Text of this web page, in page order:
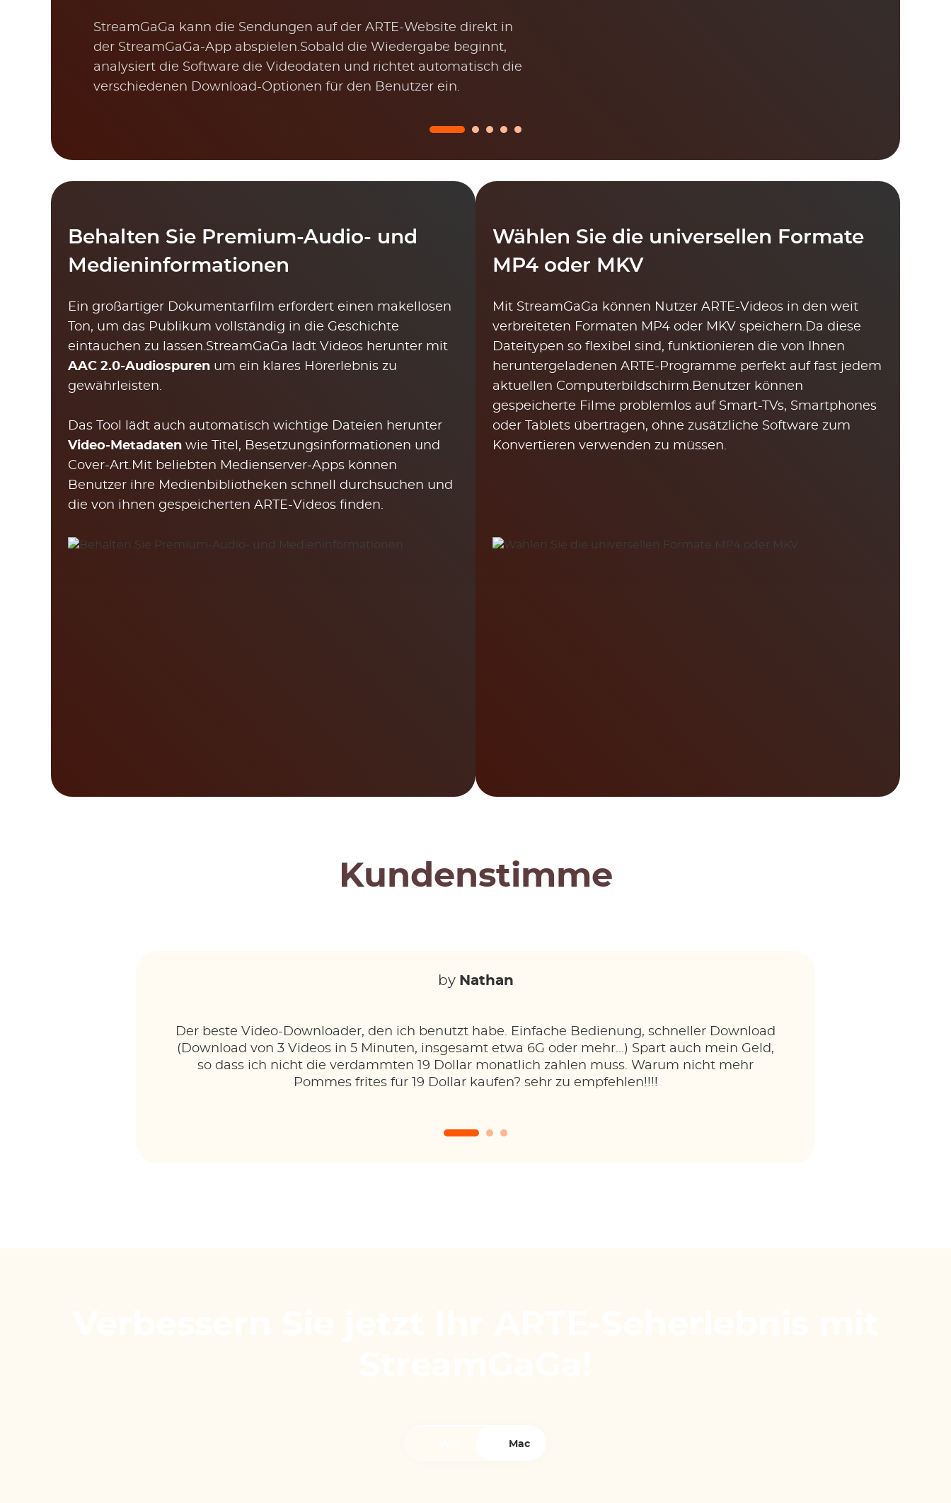
StreamGaGa kann die Sendungen auf der ARTE-Website direkt in
der StreamGaGa-App abspielen.Sobald die Wiedergabe beginnt,
analysiert die Software die Videodaten und richtet automatisch die
verschiedenen Download-Optionen für den Benutzer ein.
Behalten Sie Premium-Audio- und
Medieninformationen
Ein großartiger Dokumentarfilm erfordert einen makellosen
Ton, um das Publikum vollständig in die Geschichte
eintauchen zu lassen.StreamGaGa lädt Videos herunter mit
AAC 2.0-Audiospuren um ein klares Hörerlebnis zu
gewährleisten.
Das Tool lädt auch automatisch wichtige Dateien herunter
Video-Metadaten wie Titel, Besetzungsinformationen und
Cover-Art.Mit beliebten Medienserver-Apps können
Benutzer ihre Medienbibliotheken schnell durchsuchen und
die von ihnen gespeicherten ARTE-Videos finden.
Wählen Sie die universellen Formate
MP4 oder MKV
Mit StreamGaGa können Nutzer ARTE-Videos in den weit
verbreiteten Formaten MP4 oder MKV speichern.Da diese
Dateitypen so flexibel sind, funktionieren die von Ihnen
heruntergeladenen ARTE-Programme perfekt auf fast jedem
aktuellen Computerbildschirm.Benutzer können
gespeicherte Filme problemlos auf Smart-TVs, Smartphones
oder Tablets übertragen, ohne zusätzliche Software zum
Konvertieren verwenden zu müssen.
Kundenstimme
by Nathan
Der beste Video-Downloader, den ich benutzt habe. Einfache Bedienung, schneller Download
(Download von 3 Videos in 5 Minuten, insgesamt etwa 6G oder mehr...) Spart auch mein Geld,
so dass ich nicht die verdammten 19 Dollar monatlich zahlen muss. Warum nicht mehr
Pommes frites für 19 Dollar kaufen? sehr zu empfehlen!!!!
Mac